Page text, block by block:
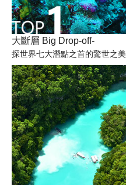
大斷層 Big Drop-off-
探世界七大潛點之首的驚世之美